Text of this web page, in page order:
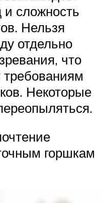
сложность
Нельзя
отдельно
что
требованиям
Некоторые
горшкам